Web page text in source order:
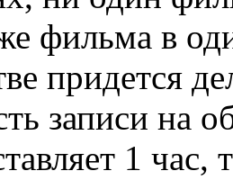
фильма в
придется
записи
1